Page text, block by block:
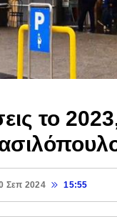
το
Σεπ 2024 15:55